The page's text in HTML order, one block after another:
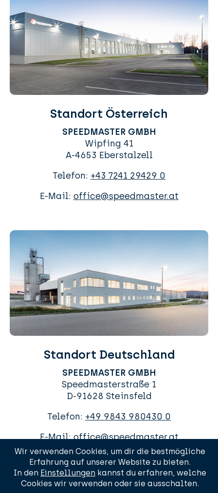
Standort Österreich
SPEEDMASTER GMBH
Wipfing 41
A-4653 Eberstalzell
Telefon: +43 7241 29429 0
E-Mail: office@speedmaster.at
Standort Deutschland
SPEEDMASTER GMBH
Speedmasterstraße 1
D-91628 Steinsfeld
Telefon: +49 9843 980430 0
E-Mail:office@speedmaster.at
Wir verwenden Cookies, um dir die bestmögliche
Erfahrung auf unserer Website zu bieten.
In den Einstellungen kannst du erfahren, welche
Cookies wir verwenden oder sie ausschalten.